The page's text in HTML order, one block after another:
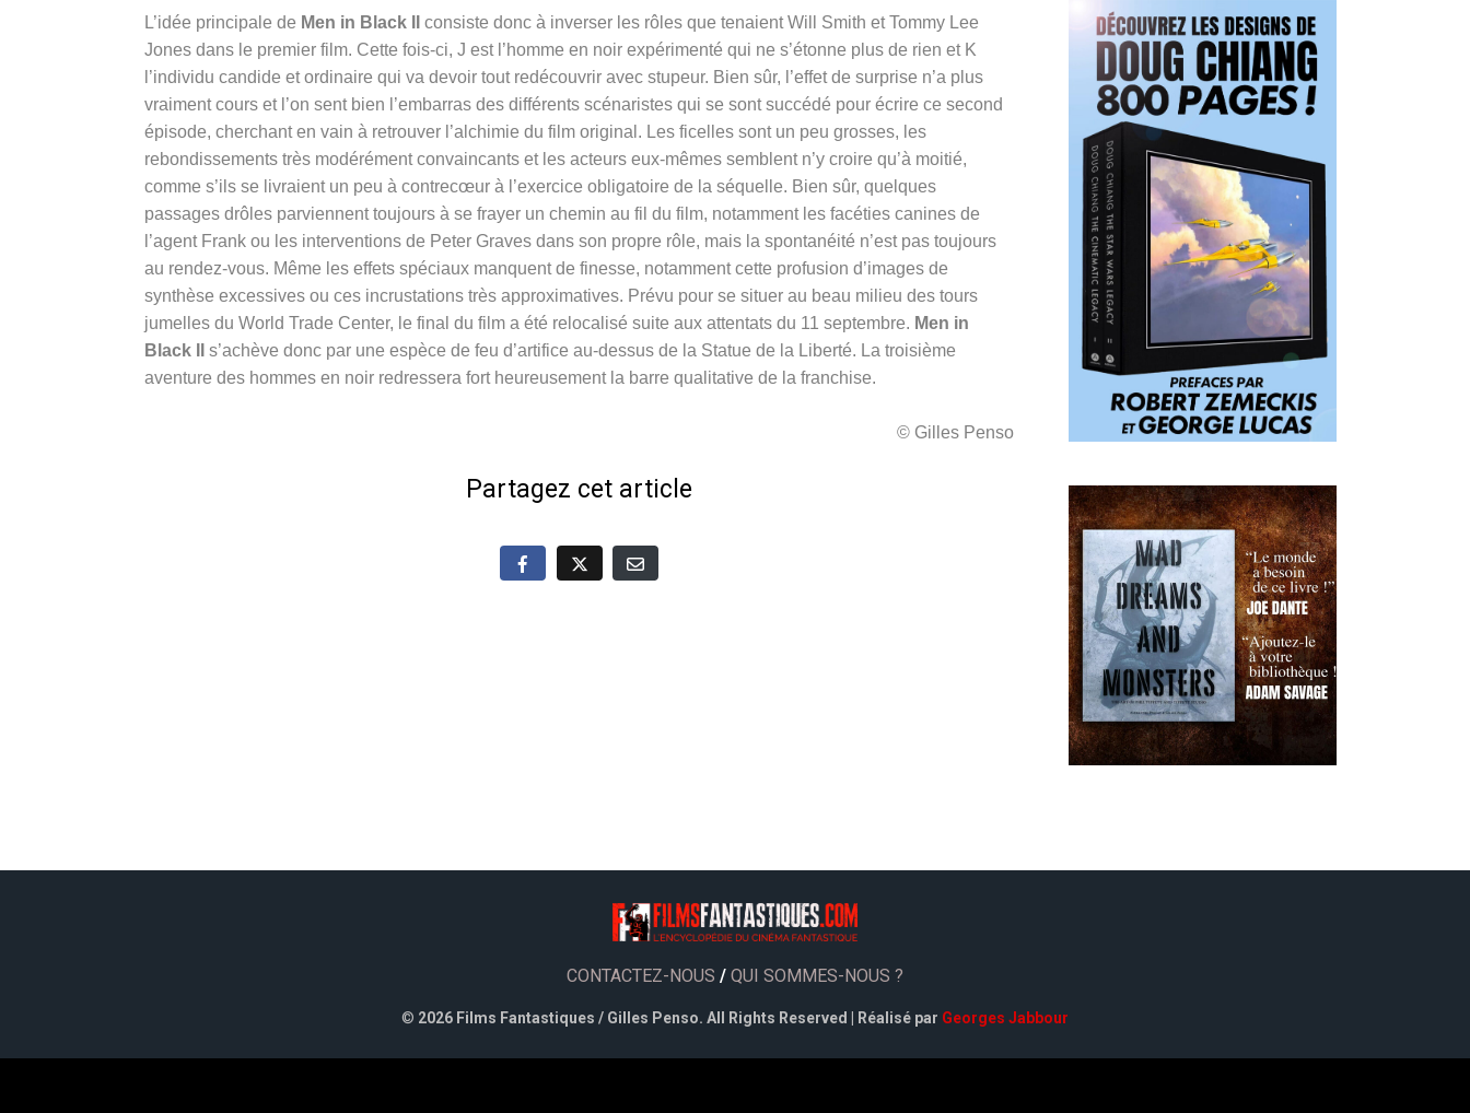
L’idée principale de Men in Black II
consiste donc à inverser les rôles que tenaient Will Smith et Tommy Lee
Jones dans le premier film. Cette fois-ci, J est l’homme en noir expérimenté qui ne s’étonne plus de rien et K
l’individu candide et ordinaire qui va devoir tout redécouvrir avec stupeur. Bien sûr, l’effet de surprise n’a plus
vraiment cours et l’on sent bien l’embarras des différents scénaristes qui se sont succédé pour écrire ce second
épisode, cherchant en vain à retrouver l’alchimie du film original. Les ficelles sont un peu grosses, les
rebondissements très modérément convaincants et les acteurs eux-mêmes semblent n’y croire qu’à moitié,
comme s’ils se livraient un peu à contrecœur à l’exercice obligatoire de la séquelle. Bien sûr, quelques
passages drôles parviennent toujours à se frayer un chemin au fil du film, notamment les facéties canines de
l’agent Frank ou les interventions de Peter Graves dans son propre rôle, mais la spontanéité n’est pas toujours
au rendez-vous. Même les effets spéciaux manquent de finesse, notamment cette profusion d’images de
synthèse excessives ou ces incrustations très approximatives. Prévu pour se situer au beau milieu des tours
jumelles du World Trade Center, le final du film a été relocalisé suite aux attentats du 11 septembre. Men in
Black II
s’achève donc par une espèce de feu d’artifice au-dessus de la Statue de la Liberté. La troisième
aventure des hommes en noir redressera fort heureusement la barre qualitative de la franchise.
© Gilles Penso
Partagez cet article
CONTACTEZ-NOUS / QUI SOMMES-NOUS ?
© 2026 Films Fantastiques / Gilles Penso. All Rights Reserved | Réalisé par Georges Jabbour